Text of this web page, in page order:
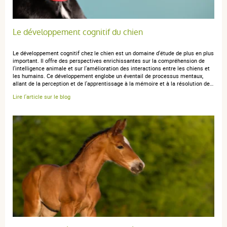
23 décembre 2020
5 / 5
Mon chien les mange comme une friandise
anonymous a.publié le 06 août 2018 suite à une commande du
23 juillet 2018
5 / 5
Je connais le produit depuis des années, excellent pour
mon berger belge qui pousse si vite...
Le développement cognitif du chien
Le développement cognitif chez le chien est un domaine d'étude de plus en plus
important. Il offre des perspectives enrichissantes sur la compréhension de
l'intelligence animale et sur l'amélioration des interactions entre les chiens et
les humains. Ce développement englobe un éventail de processus mentaux,
allant de la perception et de l'apprentissage à la mémoire et à la résolution de…
Lire l'article sur le blog